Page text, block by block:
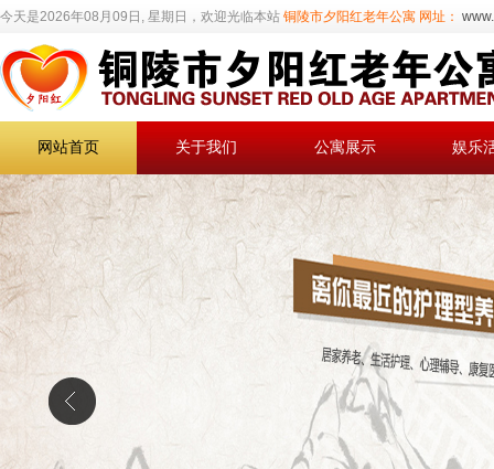
今天是2026年08月09日, 星期日，欢迎光临本站 铜陵市夕阳红老年公寓 网址：
网站首页 关于我们 公寓展示 娱乐